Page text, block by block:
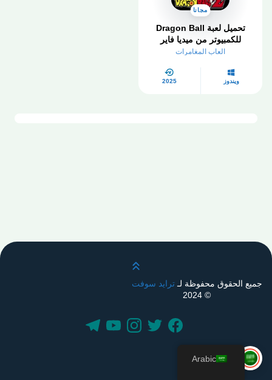
مجانا
تحميل لعبة Dragon Ball
للكمبيوتر من ميديا فاير
العاب المغامرات
ويندوز 2025
قم بالتمرير لأعلى
جميع الحقوق محفوظة لـترايد سوفت
© 2024
Arabic